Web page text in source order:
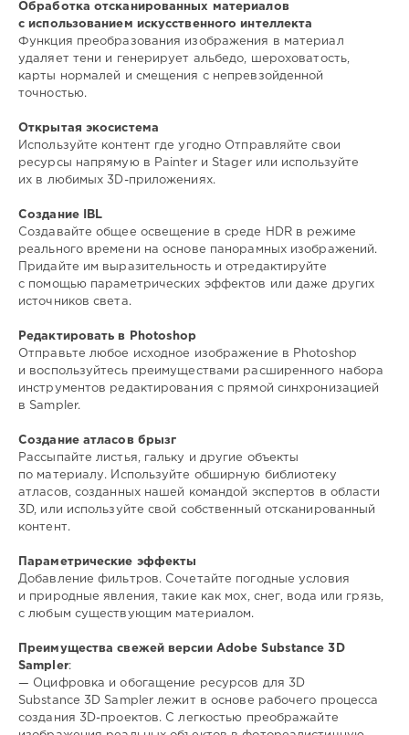
Обработка отсканированных материалов
с использованием искусственного интеллекта
Функция преобразования изображения в материал
удаляет тени и генерирует альбедо, шероховатость,
карты нормалей и смещения с непревзойденной
точностью.
Открытая экосистема
Используйте контент где угодно Отправляйте свои
ресурсы напрямую в Painter и Stager или используйте
их в любимых 3D-приложениях.
Создание IBL
Создавайте общее освещение в среде HDR в режиме
реального времени на основе панорамных изображений.
Придайте им выразительность и отредактируйте
с помощью параметрических эффектов или даже других
источников света.
Редактировать в Photoshop
Отправьте любое исходное изображение в Photoshop
и воспользуйтесь преимуществами расширенного набора
инструментов редактирования с прямой синхронизацией
в Sampler.
Создание атласов брызг
Рассыпайте листья, гальку и другие объекты
по материалу. Используйте обширную библиотеку
атласов, созданных нашей командой экспертов в области
3D, или используйте свой собственный отсканированный
контент.
Параметрические эффекты
Добавление фильтров. Сочетайте погодные условия
и природные явления, такие как мох, снег, вода или грязь,
с любым существующим материалом.
Преимущества свежей версии Adobe Substance 3D
Sampler:
— Оцифровка и обогащение ресурсов для 3D
Substance 3D Sampler лежит в основе рабочего процесса
создания 3D-проектов. С легкостью преображайте